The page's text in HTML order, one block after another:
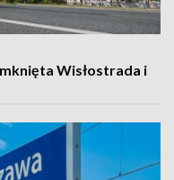
Wisłostrada i